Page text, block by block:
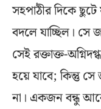
সহপাঠীর দিকে ছুটে
বদলে যাচ্ছিল। সে
সেই রক্তাক্ত-
হয়ে যাবে; কিন্তু
না। একজন বন্ধু